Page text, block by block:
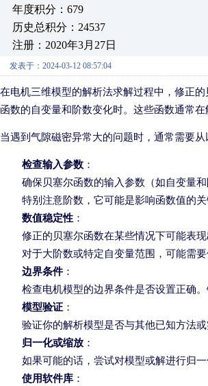
年度积分：679
历史总积分：24537
注册：2020年3月27日
发表于：2024-03-12 08:57:04
在电机三维模型的解析法求解过程中，修正
函数的自变量和阶数变化时。这些函数通常
当遇到气隙磁密异常大的问题时，通常需要
检查输入参数 ：
确保贝塞尔函数的输入参数（如自变量
特别注意阶数，它可能是影响函数值的
数值稳定性 ：
修正的贝塞尔函数在某些情况下可能表
对于大阶数或特定自变量范围，可能需
边界条件：
检查电机模型的边界条件是否设置正确
模型验证 ：
验证你的解析模型是否与其他已知方法
归一化或缩放 ：
如果可能的话，尝试对模型或解进行归
使用软件库 ：